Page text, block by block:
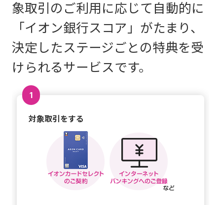
象取引のご利用に応じて自動的に
「イオン銀行スコア」がたまり、
決定したステージごとの特典を受
けられるサービスです。
1
対象取引をする